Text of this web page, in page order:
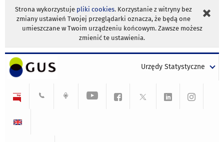
Strona wykorzystuje pliki cookies. Korzystanie z witryny bez
zmiany ustawień Twojej przeglądarki oznacza, że będą one
umieszczane w Twoim urządzeniu końcowym. Zawsze możesz
zmienić te ustawienia.
Urzędy Statystyczne